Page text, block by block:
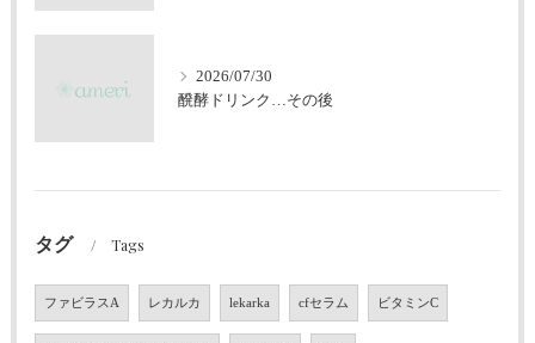
2026/07/30
醗酵ドリンク…その後
タグ Tags
ファビラスA レカルカ lekarka cfセラム ビタミンC